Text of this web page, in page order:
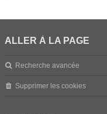
ALLER À LA PAGE
Recherche avancée
Supprimer les cookies